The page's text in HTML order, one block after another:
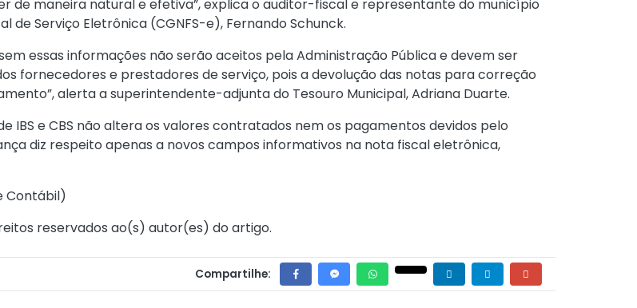
de maneira natural e efetiva”, explica o auditor-fiscal e representante do município
de Serviço Eletrônica (CGNFS-e), Fernando Schunck.
essas informações não serão aceitos pela Administração Pública e devem ser
fornecedores e prestadores de serviço, pois a devolução das notas para correção
alerta a superintendente-adjunta do Tesouro Municipal, Adriana Duarte.
e CBS não altera os valores contratados nem os pagamentos devidos pelo
diz respeito apenas a novos campos informativos na nota fiscal eletrônica,
Contábil)
reservados ao(s) autor(es) do artigo.
Compartilhe: